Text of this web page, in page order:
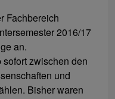
Fachbereich
2016/17
an.
zwischen den
und
Bisher waren